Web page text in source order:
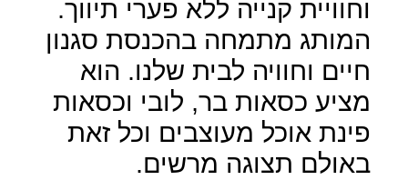
וחוויית קנייה ללא פערי תיווך.
המותג מתמחה בהכנסת סגנון
חיים וחוויה לבית שלנו. הוא
מציע כסאות בר, לובי וכסאות
פינת אוכל מעוצבים וכל זאת
באולם תצוגה מרשים.